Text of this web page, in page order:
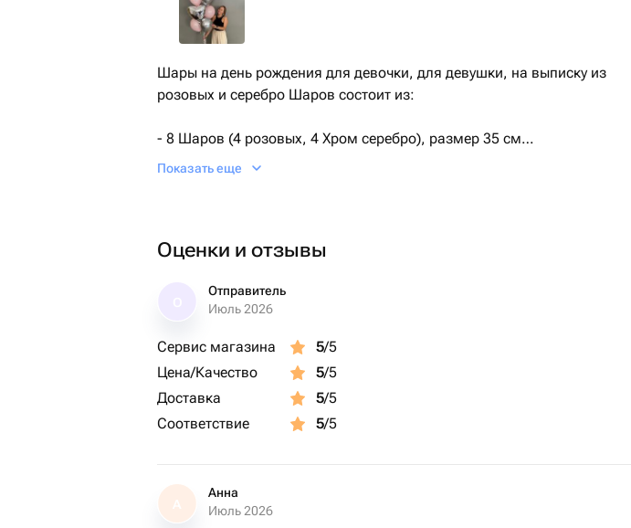
Шары на день рождения для девочки, для девушки, на выписку из
розовых и серебро Шаров состоит из:
- 8 Шаров (4 розовых, 4 Хром серебро), размер 35 см
Показать еще
Оценки и отзывы
Отправитель
Июль 2026
Сервис магазина 5/5
Цена/Качество
5/5
Доставка
5/5
Соответствие
5/5
А
Анна
Июль 2026